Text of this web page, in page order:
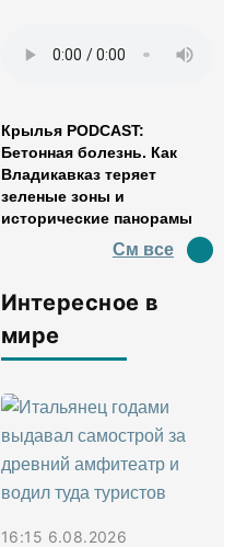
Крылья PODCAST:
Бетонная болезнь. Как
Владикавказ теряет
зеленые зоны и
исторические панорамы
См все
Интересное в
мире
16:15 6.08.2026